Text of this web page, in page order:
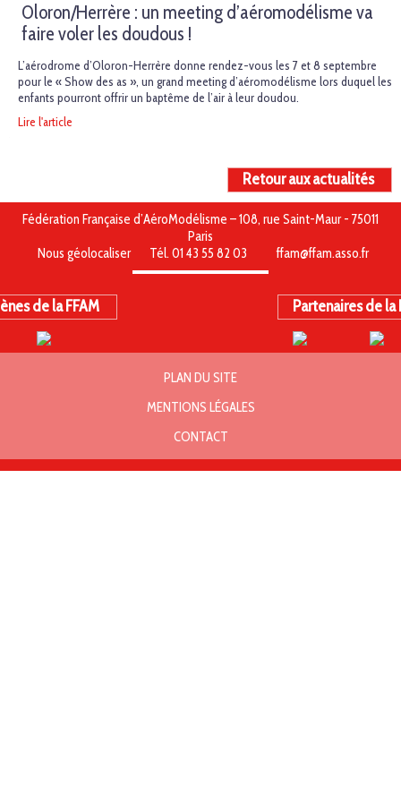
Oloron/Herrère : un meeting d’aéromodélisme va
faire voler les doudous !
L’aérodrome d’Oloron-Herrère donne rendez-vous les 7 et 8 septembre
pour le « Show des as », un grand meeting d’aéromodélisme lors duquel les
enfants pourront offrir un baptême de l’air à leur doudou.
Lire l'article
Retour aux actualités
Fédération Française d’AéroModélisme – 108, rue Saint-Maur - 75011
Paris
Nous géolocaliser
Tél. 01 43 55 82 03 ffam@ffam.asso.fr
de la FFAM Partenaires de la
PLAN DU SITE
MENTIONS LÉGALES
CONTACT